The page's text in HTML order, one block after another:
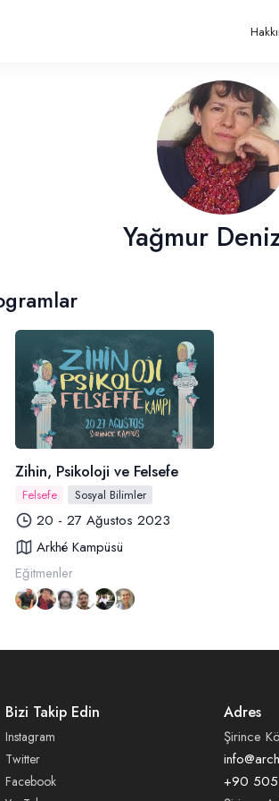
Yağmur
Zihin, Psikoloji ve Felsefe
Felsefe Sosyal Bilimler
20 - 27 Ağustos 2023
Arkhé Kampüsü
Eğitmenler
Bizi Takip Edin
Instagram
Twitter
Facebook
Adres
Şirince
+90